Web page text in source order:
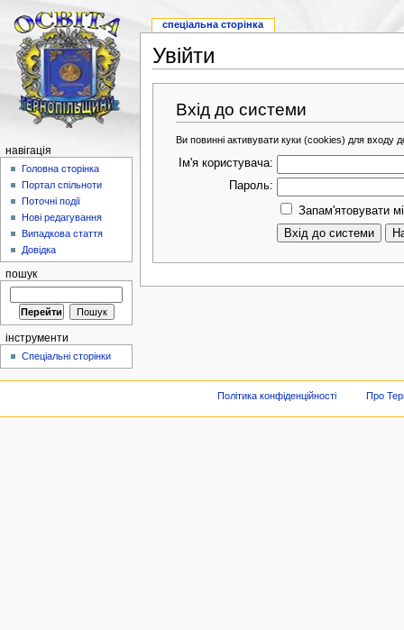
Увійти
Вхід до системи
Ви повинні активувати куки (cookies) для входу
Ім'я користувача:
Пароль:
Запам'ятовувати
спеціальна сторінка
навігація
Головна сторінка
Портал спільноти
Поточні події
Нові редагування
Випадкова стаття
Довідка
пошук
інструменти
Спеціальні сторінки
Політика конфіденційності Про